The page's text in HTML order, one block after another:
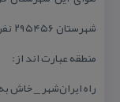
منطقه عبارت اند از:
راه ایران‌شهر _ خاش به